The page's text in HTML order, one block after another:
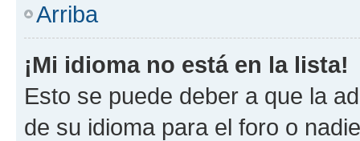
Arriba
¡Mi idioma no está en la lista!
Esto se puede deber a que la
de su idioma para el foro o